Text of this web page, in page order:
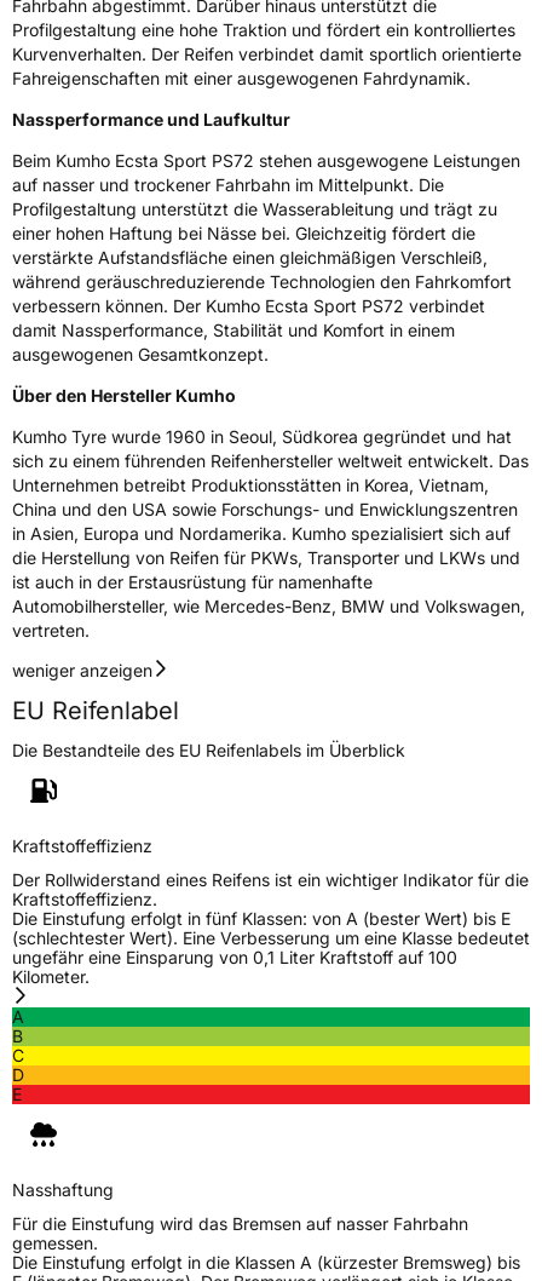
EisgripNein
EPREL ID2382994
Allgemeine Produktsicherheit (GPSR)
Herstellerkontakt Kumho Tire Europe GmbH, KUMHO TIRE
EUROPE GmbH Strahlenberger Str. 110-112
D-63067 Offenbach Germany, kumhotire.de,
technik@kumhotire.de
Fahrbahn abgestimmt. Darüber hinaus unterstützt die
Profilgestaltung eine hohe Traktion und fördert ein kontrolliertes
Kurvenverhalten. Der Reifen verbindet damit sportlich orientierte
Fahreigenschaften mit einer ausgewogenen Fahrdynamik.
Nassperformance und Laufkultur
Beim Kumho Ecsta Sport PS72 stehen ausgewogene Leistungen
auf nasser und trockener Fahrbahn im Mittelpunkt. Die
Profilgestaltung unterstützt die Wasserableitung und trägt zu
einer hohen Haftung bei Nässe bei. Gleichzeitig fördert die
verstärkte Aufstandsfläche einen gleichmäßigen Verschleiß,
während geräuschreduzierende Technologien den Fahrkomfort
verbessern können. Der Kumho Ecsta Sport PS72 verbindet
damit Nassperformance, Stabilität und Komfort in einem
ausgewogenen Gesamtkonzept.
Über den Hersteller Kumho
Kumho Tyre wurde 1960 in Seoul, Südkorea gegründet und hat
sich zu einem führenden Reifenhersteller weltweit entwickelt. Das
Unternehmen betreibt Produktionsstätten in Korea, Vietnam,
China und den USA sowie Forschungs- und Enwicklungszentren
in Asien, Europa und Nordamerika. Kumho spezialisiert sich auf
die Herstellung von Reifen für PKWs, Transporter und LKWs und
ist auch in der Erstausrüstung für namenhafte
Automobilhersteller, wie Mercedes-Benz, BMW und Volkswagen,
vertreten.
weniger anzeigen
EU Reifenlabel
Die Bestandteile des EU Reifenlabels im Überblick
Kraftstoffeffizienz
Der Rollwiderstand eines Reifens ist ein wichtiger Indikator für die
Kraftstoffeffizienz.
Die Einstufung erfolgt in fünf Klassen: von A (bester Wert) bis E
(schlechtester Wert). Eine Verbesserung um eine Klasse bedeutet
ungefähr eine Einsparung von 0,1 Liter Kraftstoff auf 100
Kilometer.
A
B
C
D
E
Nasshaftung
Für die Einstufung wird das Bremsen auf nasser Fahrbahn
gemessen.
Die Einstufung erfolgt in die Klassen A (kürzester Bremsweg) bis